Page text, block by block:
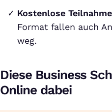
Kostenlose
Format fallen auch
weg.
Diese Business
Online dabei